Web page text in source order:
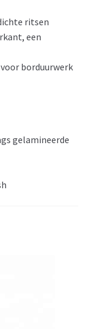
ritsen
een
borduurwerk
gelamineerde